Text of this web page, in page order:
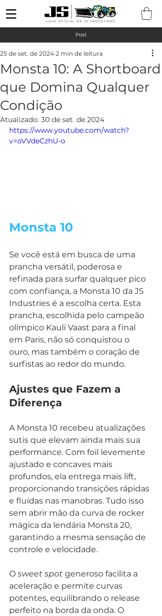
LOJA OFICIAL DA JS INDUSTRIES
Post
Monsta 10: A Shortboard
que Domina Qualquer
Condição
25 de set. de 2024 2 min de leitura
Atualizado: 30 de set. de 2024
https://www.youtube.com/watch?
v=oVVdeCzhU-o
Monsta 10
Se você está em busca de uma
prancha versátil, poderosa e
refinada para surfar qualquer pico
com confiança, a Monsta 10 da JS
Industries é a escolha certa. Esta
prancha, escolhida pelo campeão
olímpico Kauli Vaast para a final
em Paris, não só conquistou o
ouro, mas também o coração de
surfistas ao redor do mundo.
Ajustes que Fazem a
Diferença
A Monsta 10 recebeu atualizações
sutis que elevam ainda mais sua
performance. Com foil levemente
ajustado e concaves mais
profundos, ela entrega mais lift,
proporcionando transições rápidas
e fluídas nas manobras. Tudo isso
sem abrir mão da curva de rocker
mágica da lendária Monsta 20,
garantindo a mesma sensação de
controle e velocidade.
O sweet spot generoso facilita a
aceleração e permite curvas
potentes, equilibrando o release
perfeito na borda da onda. O